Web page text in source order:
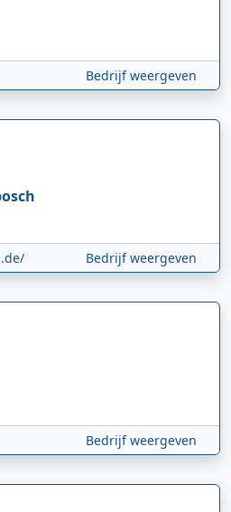
Bedrijf weergeven
Bedrijf weergeven
Bedrijf weergeven